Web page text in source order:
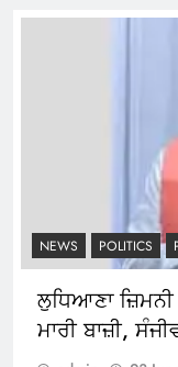
NEWS POLITICS
ਲੁਧਿਆਣਾ
ਮਾਰੀ ਬਾਜ਼ੀ,